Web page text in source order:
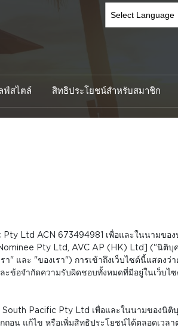
ฟ์สไตล์ สิทธิประโยชน์สำหรับสมาชิก
Ltd ACN 673494981 เพื่อและในนามข
Pty Ltd, AVC AP (HK) Ltd] ("นิติ
และ "ของเรา") การเข้าถึงเว็บไซต์นี้แสดง
ข้อจำกัดความรับผิดชอบทั้งหมดที่มีอยู่ในเว็บ
Pacific Pty Ltd เพื่อและในนามของนิ
อน แก้ไข หรือเพิ่มสิทธิประโยชน์ได้ตลอดเว